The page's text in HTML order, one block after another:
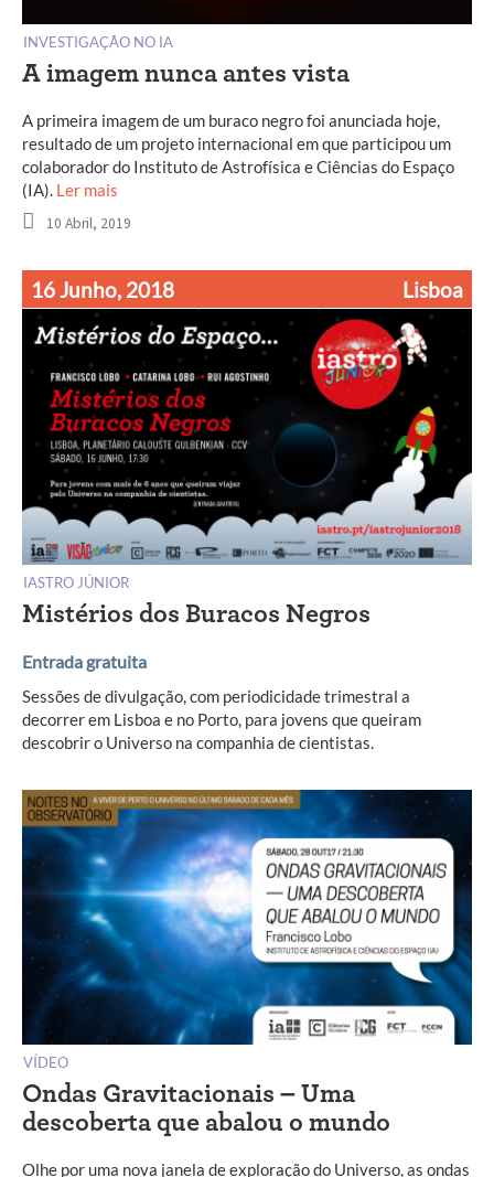
INVESTIGAÇÃO NO IA
A imagem nunca antes vista
A primeira imagem de um buraco negro foi anunciada hoje,
resultado de um projeto internacional em que participou um
colaborador do Instituto de Astrofísica e Ciências do Espaço
(IA). Ler mais
10 Abril, 2019
16 Junho, 2018 Lisboa
IASTRO JÚNIOR
Mistérios dos Buracos Negros
Entrada gratuita
Sessões de divulgação, com periodicidade trimestral a
decorrer em Lisboa e no Porto, para jovens que queiram
descobrir o Universo na companhia de cientistas.
VÍDEO
Ondas Gravitacionais – Uma
descoberta que abalou o mundo
Olhe por uma nova janela de exploração do Universo, as ondas